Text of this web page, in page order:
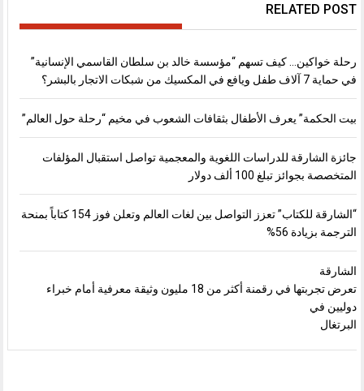
RELATED POST
رحلة خواكين… كيف تسهم “مؤسسة خالد بن سلطان القاسمي الإنسانية”
في حماية 7 آلاف طفل ويافع في المكسيك من شبكات الاتجار بالبشر؟
بيت الحكمة” يعرف الأطفال بثقافات الشعوب في مخيم “رحلة حول العالم”
جائزة الشارقة للدراسات اللغوية والمعجمية تواصل استقبال المؤلفات
المتخصصة بجوائز تبلغ 100 ألف دولار
“الشارقة للكتاب” تعزز التواصل بين لغات العالم وتعلن فوز 154 كتاباً بمنحة
الترجمة بزيادة 56%
الشارقة
تعرض تجربتها في رقمنة أكثر من 18 مليون وثيقة معرفية أمام خبراء
دوليين في
البرتغال